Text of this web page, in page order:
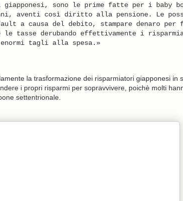
sono le prime fatte per i baby
aventi così diritto alla pensione. Le
a causa del debito, stampare denaro
le tasse derubando effettivamente i
enormi tagli alla spesa.»
la trasformazione dei risparmiatori giapponesi in
i propri risparmi per sopravvivere, poichè molti
settentrionale.